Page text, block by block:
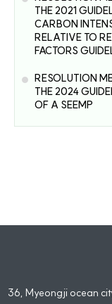
THE 2021
CARBON
RELATIVE TO
FACTORS
RESOLUTION
THE 2024
OF A SEEMP
36, Myeongji ocean